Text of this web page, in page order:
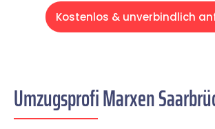
Kostenlos & unverbindlich
Umzugsprofi Marxen